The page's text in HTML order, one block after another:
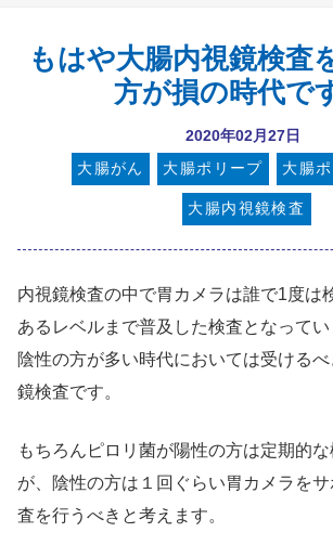
もはや大腸内視鏡検査
方が損の時代で
2020年02月27日
大腸がん
大腸ポリープ 大腸
大腸内視鏡検査
内視鏡検査の中で胃カメラは誰で1度は
あるレベルまで普及した検査となって
陰性の方が多い時代においては受ける
鏡検査です。
もちろんピロリ菌が陽性の方は定期的
が、陰性の方は１回ぐらい胃カメラを
査を行うべきと考えます。